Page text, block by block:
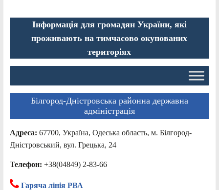
Інформація для громадян України, які
проживають на тимчасово окупованих
територіях
Білгород-Дністровська районна державна
адміністрація
Адреса: 67700, Україна, Одеська область, м. Білгород-
Дністровський, вул. Грецька, 24
Телефон: +38(04849) 2-83-66
Гаряча лінія РВА